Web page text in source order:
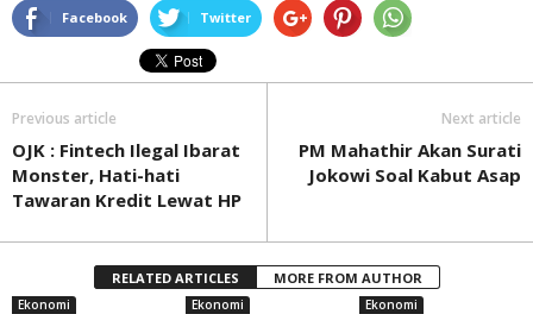
Facebook Twitter
Previous article
OJK : Fintech Ilegal Ibarat
Monster, Hati-hati
Tawaran Kredit Lewat HP
Next article
PM Mahathir Akan Surati
Jokowi Soal Kabut Asap
RELATED ARTICLES MORE FROM AUTHOR
Ekonomi Ekonomi Ekonomi